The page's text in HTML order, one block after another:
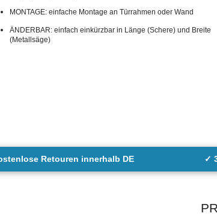
MONTAGE: einfache Montage an Türrahmen oder Wand
ÄNDERBAR: einfach einkürzbar in Länge (Schere) und Breite
(Metallsäge)
Retouren innerhalb DE ✓